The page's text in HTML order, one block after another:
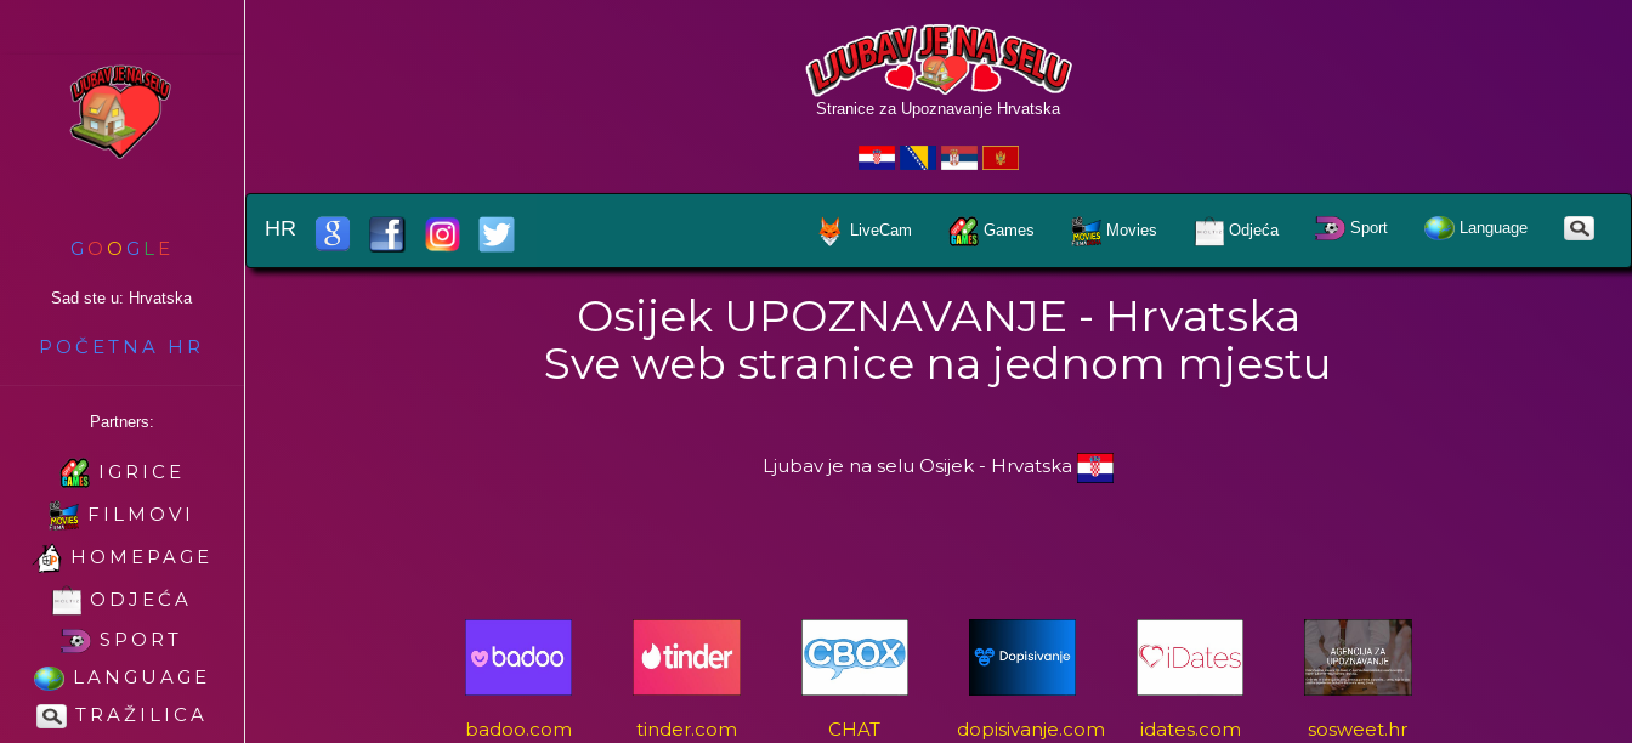
G O O G L E
Sad ste u: Hrvatska
POČETNA HR
Partners:
IGRICE
FILMOVI
HOMEPAGE
ODJEĆA
SPORT
LANGUAGE
TRAŽILICA
Stranice za Upoznavanje Hrvatska
HR LiveCam Games Movies Odjeća Sport Language
Osijek UPOZNAVANJE - Hrvatska
Sve web stranice na jednom mjestu
Ljubav je na selu Osijek - Hrvatska
badoo.com tinder.com CHAT dopisivanje.com idates.com sosweet.hr